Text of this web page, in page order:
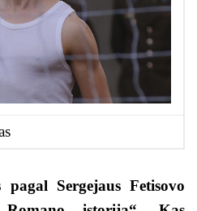
Sergejaus Fetisovo